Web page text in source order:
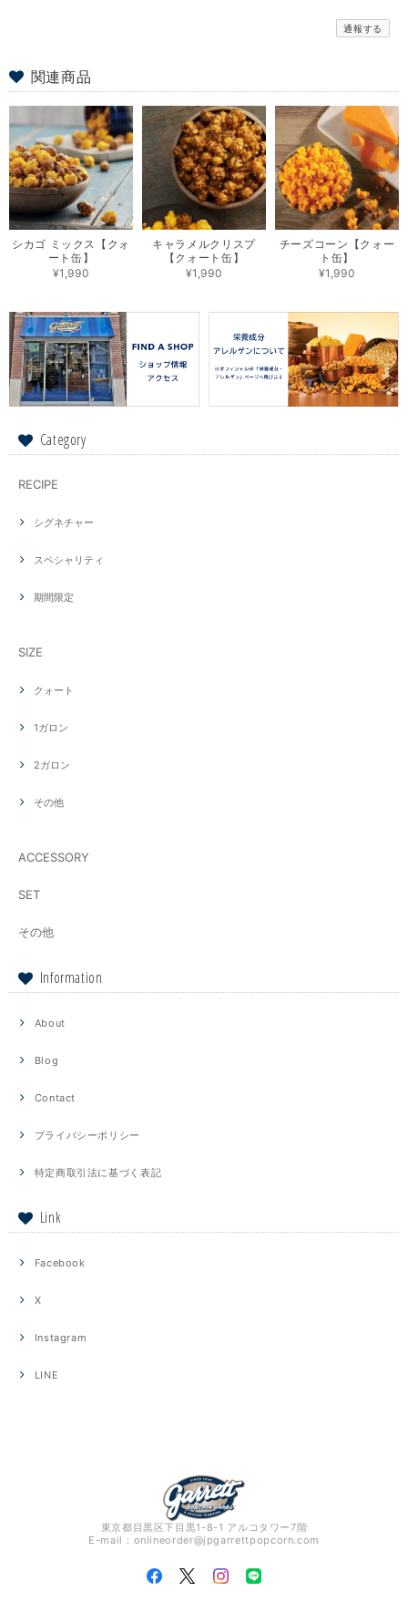
通報する
関連商品
シカゴ ミックス【クォ
ート缶】
¥1,990
キャラメルクリスプ
【クォート缶】
¥1,990
チーズコーン【クォー
ト缶】
¥1,990
Category
RECIPE
シグネチャー
スペシャリティ
期間限定
SIZE
クォート
1ガロン
2ガロン
その他
ACCESSORY
SET
その他
Information
About
Blog
Contact
プライバシーポリシー
特定商取引法に基づく表記
Link
Facebook
X
Instagram
LINE
東京都目黒区下目黒1-8-1 アルコタワー7階
E-mail： onlineorder@jpgarrettpopcorn.com